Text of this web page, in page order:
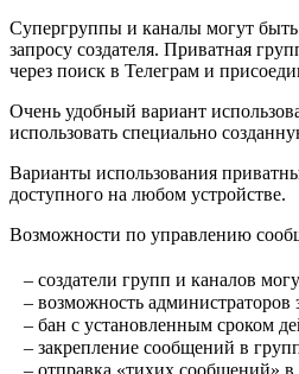
Супергруппы и каналы могут быть
запросу создателя. Приватная
через поиск в Телеграм и
Очень удобный вариант
использовать специально
Варианты использования
доступного на любом устройстве.
Возможности по управлению
⠀– создатели групп и каналов
⠀– возможность
⠀– бан с установленным сроком
⠀– закрепление сообщений в
⠀– отправка «тихих сообщений» в